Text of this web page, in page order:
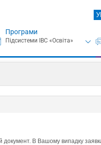
Програми
В Вашому випадку